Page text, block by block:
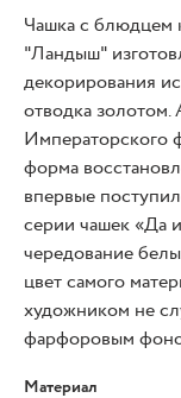
Чашка с блюдцем
"Ландыш"
декорирования
отводка
Императорского
форма
впервые
серии чашек «Да
чередование
цвет самого
художником не
фарфоровым
Материал